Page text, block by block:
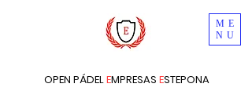
ME
NU
OPEN PÁDELEMPRESAS ESTEPONA